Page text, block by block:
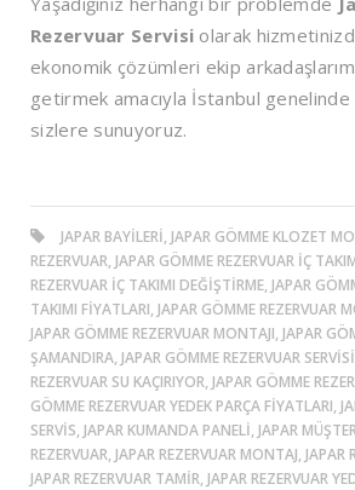
Rezervuar Servisi olarak
ekonomik çözümleri ekip
getirmek amacıyla İstanbul
sizlere sunuyoruz.
JAPAR BAYILERI, JAPAR GÖMME KLOZET
REZERVUAR, JAPAR GÖMME REZERVUAR İÇ
REZERVUAR İÇ TAKIMI DEĞIŞTIRME, JAPAR
TAKIMI FIYATLARI, JAPAR GÖMME REZERVUAR
JAPAR GÖMME REZERVUAR MONTAJI, JAPAR
ŞAMANDIRA, JAPAR GÖMME REZERVUAR
REZERVUAR SU KAÇIRIYOR, JAPAR GÖMME
GÖMME REZERVUAR YEDEK PARÇA FIYATLARI,
SERVIS, JAPAR KUMANDA PANELI, JAPAR
REZERVUAR, JAPAR REZERVUAR MONTAJ, JAPAR
JAPAR REZERVUAR TAMIR, JAPAR REZERVUAR